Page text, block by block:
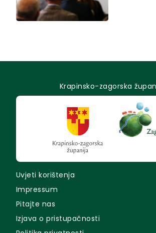
Krapinsko-zagorska
Uvjeti korištenja
Impressum
Pitajte nas
Izjava o pristupačnosti